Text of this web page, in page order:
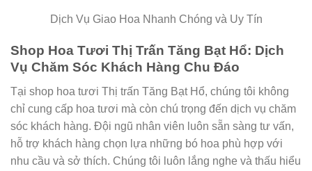
Dịch Vụ Giao Hoa Nhanh Chóng và Uy Tín
Shop Hoa Tươi Thị Trấn Tăng Bạt Hổ: Dịch
Vụ Chăm Sóc Khách Hàng Chu Đáo
Tại shop hoa tươi Thị trấn Tăng Bạt Hổ, chúng tôi không
chỉ cung cấp hoa tươi mà còn chú trọng đến dịch vụ chăm
sóc khách hàng. Đội ngũ nhân viên luôn sẵn sàng tư vấn,
hỗ trợ khách hàng chọn lựa những bó hoa phù hợp với
nhu cầu và sở thích. Chúng tôi luôn lắng nghe và thấu hiểu